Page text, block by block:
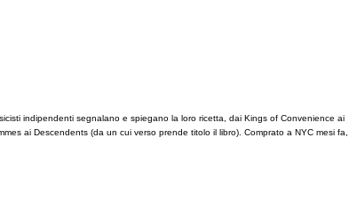
indipendenti segnalano e spiegano la loro ricetta, dai Kings of Convenience ai
ai Descendents (da un cui verso prende titolo il libro). Comprato a NYC mesi fa,